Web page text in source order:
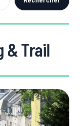
& Trail